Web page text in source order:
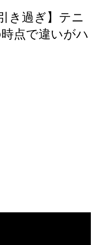
き過ぎ】テニ
点で違いがハ